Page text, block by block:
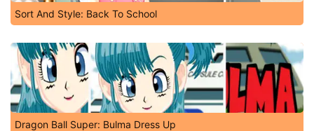
Sort And Style: Back To School
Dragon Ball Super: Bulma Dress Up